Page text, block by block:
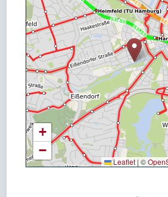
+
−
Leaflet | ©